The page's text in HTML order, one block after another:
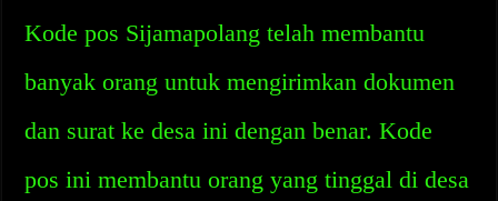
Kode pos Sijamapolang telah membantu
banyak orang untuk mengirimkan dokumen
dan surat ke desa ini dengan benar. Kode
pos ini membantu orang yang tinggal di desa